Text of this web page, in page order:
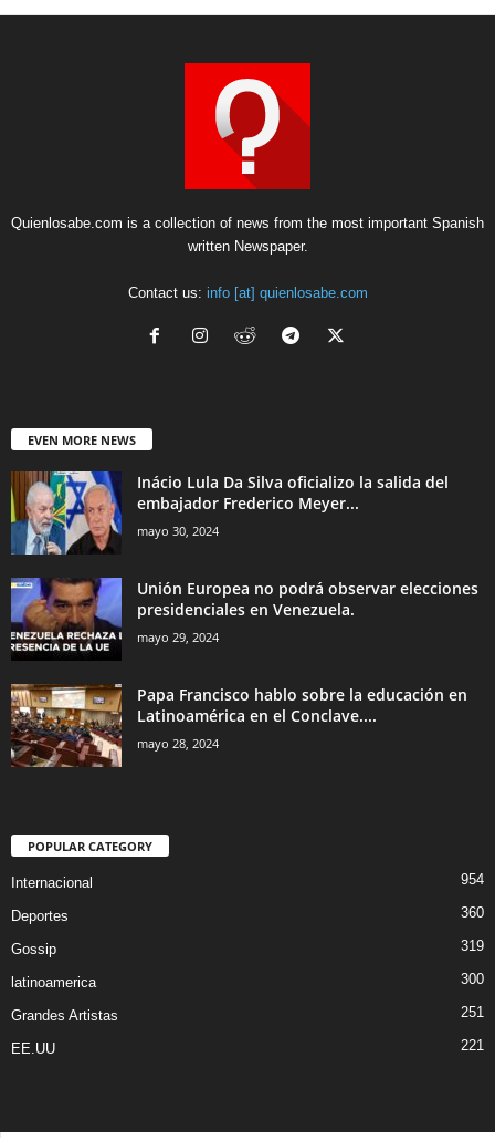
Quienlosabe.com is a collection of news from the most important Spanish
written Newspaper.
Contact us: info [at] quienlosabe.com
EVEN MORE NEWS
Inácio Lula Da Silva oficializo la salida del
embajador Frederico Meyer...
mayo 30, 2024
Unión Europea no podrá observar elecciones
presidenciales en Venezuela.
mayo 29, 2024
Papa Francisco hablo sobre la educación en
Latinoamérica en el Conclave....
mayo 28, 2024
POPULAR CATEGORY
Internacional 954
Deportes 360
Gossip 319
latinoamerica 300
Grandes Artistas 251
EE.UU 221